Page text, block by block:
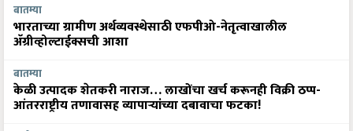
बातम्या
भारताच्या ग्रामीण अर्थव्यवस्थेसाठी एफपीओ-नेतृत्वाखालील
अ‍ॅग्रीव्होल्टाईक्सची आशा
बातम्या
केळी उत्पादक शेतकरी नाराज… लाखोंचा खर्च करूनही विक्री ठप्प-
आंतरराष्ट्रीय तणावासह व्यापाऱ्यांच्या दबावाचा फटका!